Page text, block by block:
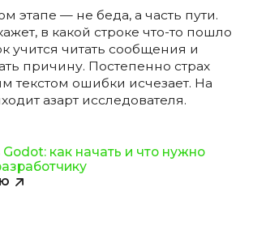
этапе — не беда, а часть пути.
в какой строке что-то пошло
учится читать сообщения и
причину. Постепенно страх
текстом ошибки исчезает. На
азарт исследователя.
как начать и что нужно